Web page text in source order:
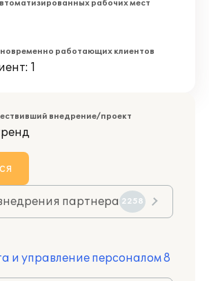
рабочих мест
работающих клиентов
1
внедрение/проект
партнера 2258
и управление персоналом 8